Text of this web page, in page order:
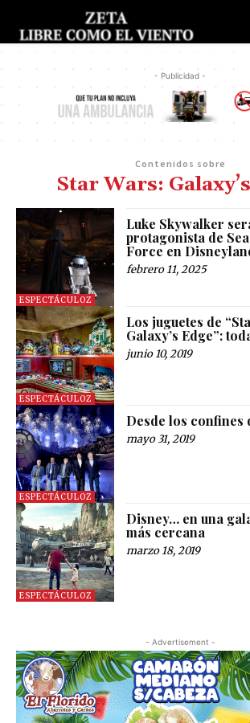
- Publicidad -
Contenidos sobre
Star Wars:
ESPECTÁCULOZ
Luke Skywalker
protagonista de
Force en
febrero 11, 2025
ESPECTÁCULOZ
Los juguetes de
Galaxy’s Edge”:
junio 10, 2019
ESPECTÁCULOZ
Desde los confines
mayo 31, 2019
ESPECTÁCULOZ
Disney… en una
más cercana
marzo 18, 2019
- Advertisement -